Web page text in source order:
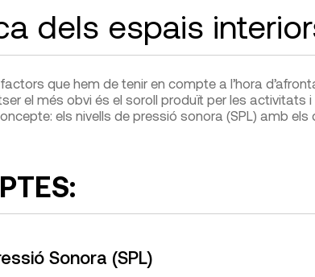
dels espais
que hem de tenir en compte a l’hora
el més obvi és el soroll produït per les activitats
els nivells de pressió sonora (SPL) amb els
Sonora (SPL)